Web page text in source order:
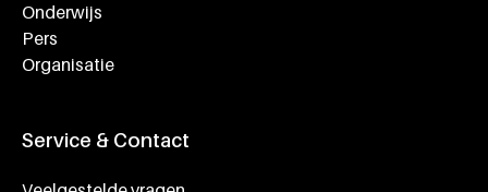
Onderwijs
Pers
Organisatie
Service & Contact